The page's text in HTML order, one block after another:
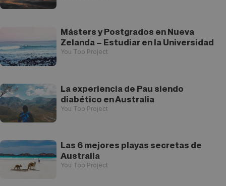
Másters y Postgrados en Nueva
Zelanda – Estudiar en la Universidad
You Too Project
La experiencia de Pau siendo
diabético en Australia
You Too Project
Las 6 mejores playas secretas de
Australia
You Too Project